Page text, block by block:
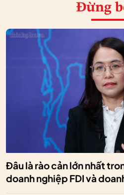
Đừng
Đâu là rào cản lớn nhất
doanh nghiệp FDI và